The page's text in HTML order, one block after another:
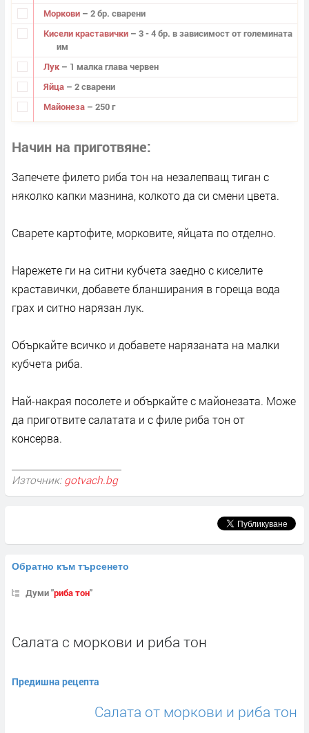
Моркови – 2 бр. сварени
Кисели краставички – 3 - 4 бр. в зависимост от големината
им
Лук – 1 малка глава червен
Яйца – 2 сварени
Майонеза – 250 г
Начин на приготвяне
Запечете филето риба тон на незалепващ тиган с
няколко капки мазнина, колкото да си смени цвета.
Сварете картофите, морковите, яйцата по отделно.
Нарежете ги на ситни кубчета заедно с киселите
краставички, добавете бланширания в гореща вода
грах и ситно нарязан лук.
Объркайте всичко и добавете нарязаната на малки
кубчета риба.
Най-накрая посолете и объркайте с майонезата. Може
да приготвите салатата и с филе риба тон от
консерва.
Източник: gotvach.bg
Обратно към търсенето
Думи "риба тон"
Салата с моркови и риба тон
Предишна рецепта
Салата от моркови и риба тон